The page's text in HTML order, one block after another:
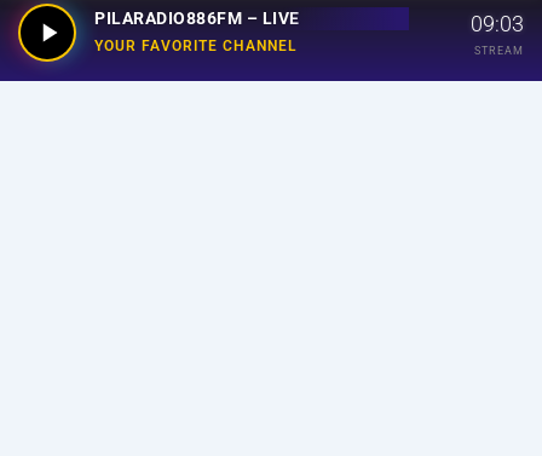
PILARADIO886FM – LIVE
YOUR FAVORITE CHANNEL
09:03
STREAM